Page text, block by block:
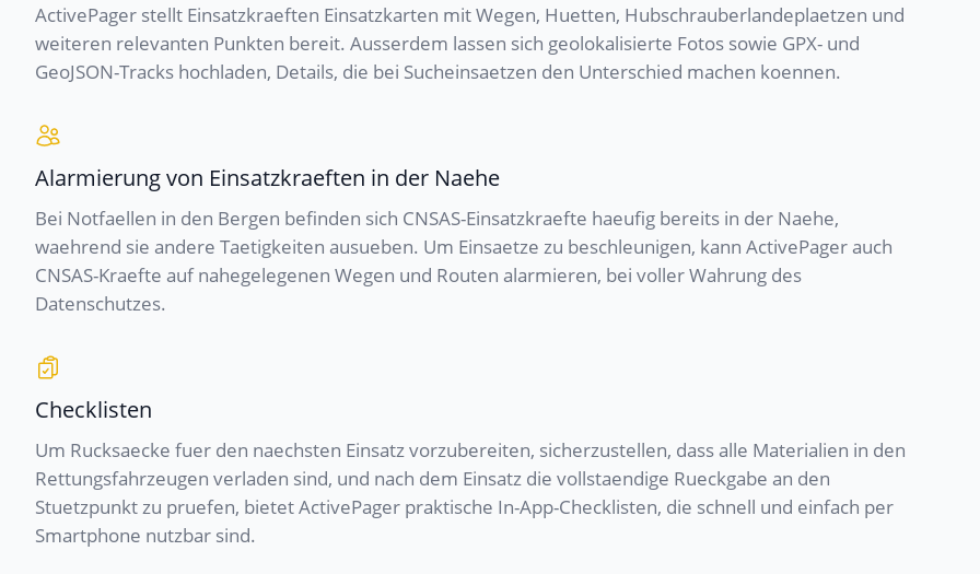
ActivePager stellt Einsatzkraeften Einsatzkarten mit Wegen, Huetten, Hubschrauberlandeplaetzen und
weiteren relevanten Punkten bereit. Ausserdem lassen sich geolokalisierte Fotos sowie GPX- und
GeoJSON-Tracks hochladen, Details, die bei Sucheinsaetzen den Unterschied machen koennen.
Alarmierung von Einsatzkraeften in der Naehe
Bei Notfaellen in den Bergen befinden sich CNSAS-Einsatzkraefte haeufig bereits in der Naehe,
waehrend sie andere Taetigkeiten ausueben. Um Einsaetze zu beschleunigen, kann ActivePager auch
CNSAS-Kraefte auf nahegelegenen Wegen und Routen alarmieren, bei voller Wahrung des
Datenschutzes.
Checklisten
Um Rucksaecke fuer den naechsten Einsatz vorzubereiten, sicherzustellen, dass alle Materialien in den
Rettungsfahrzeugen verladen sind, und nach dem Einsatz die vollstaendige Rueckgabe an den
Stuetzpunkt zu pruefen, bietet ActivePager praktische In-App-Checklisten, die schnell und einfach per
Smartphone nutzbar sind.